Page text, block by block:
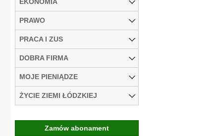
PRAWO
PRACA I ZUS
DOBRA FIRMA
MOJE PIENIĄDZE
ŻYCIE ZIEMI ŁÓDZKIEJ
Zamów abonament